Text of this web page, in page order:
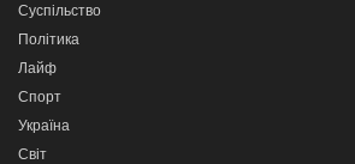
Суспільство
Політика
Лайф
Спорт
Україна
Світ